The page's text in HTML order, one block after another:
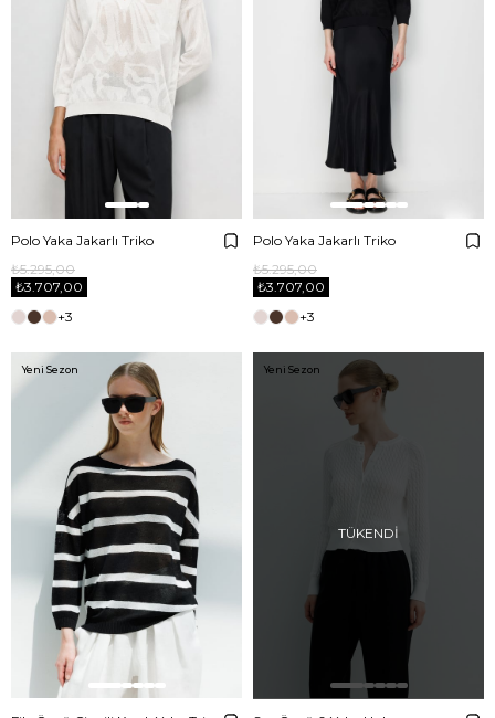
Polo Yaka Jakarlı Triko
₺3.707,00
₺5.295,00
+3
Polo Yaka Jakarlı Triko
₺3.707,00
₺5.295,00
+3
Yeni Sezon
TÜKENDI
Yeni Sezon